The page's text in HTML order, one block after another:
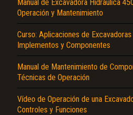
Manual de Excavadora Hidráulica
Operación y Mantenimiento
Curso: Aplicaciones de
Implementos y Componentes
Manual de Mantenimiento de
Técnicas de Operación
Vídeo de Operación de una
Controles y Funciones
No carga o no se visualiza
Reportar otro tipo de error...